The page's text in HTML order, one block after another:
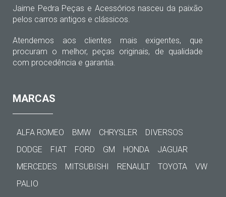
Jaime Pedra Peças e Acessórios nasceu da paixão
pelos carros antigos e clássicos.
Atendemos aos clientes mais exigentes, que
procuram o melhor, peças originais, de qualidade
com procedência e garantia.
MARCAS
ALFA ROMEO BMW CHRYSLER
DIVERSOS
DODGE
FIAT FORD GM HONDA
JAGUAR
MERCEDES
MITSUBISHI RENAULT TOYOTA
VW
PALIO